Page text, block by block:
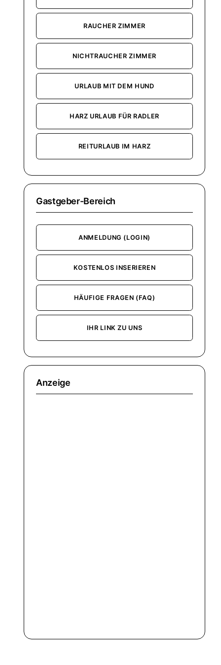
RAUCHER ZIMMER
NICHTRAUCHER ZIMMER
URLAUB MIT DEM HUND
HARZ URLAUB FÜR RADLER
REITURLAUB IM HARZ
Gastgeber-Bereich
ANMELDUNG (LOGIN)
KOSTENLOS INSERIEREN
HÄUFIGE FRAGEN (FAQ)
IHR LINK ZU UNS
Anzeige